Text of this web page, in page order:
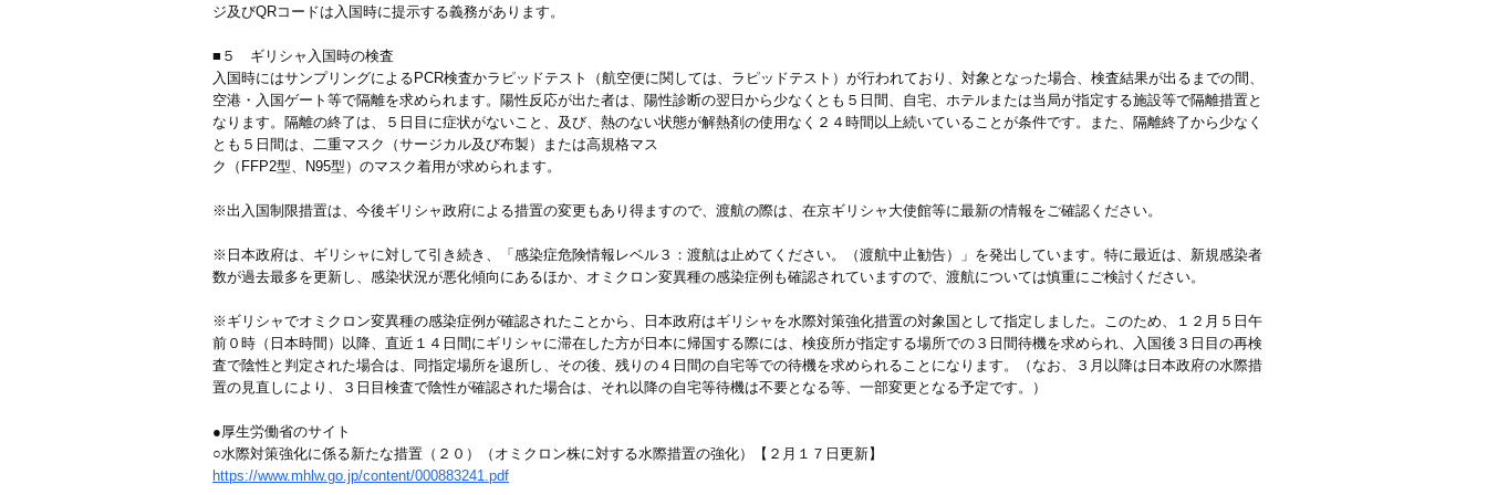
ジ及びQRコードは入国時に提示する義務があります。
■５ ギリシャ入国時の検査
入国時にはサンプリングによるPCR検査かラピッドテスト（航空便に関しては、ラピッドテスト）が行われており、対象となった場合、検査結果が出るまでの間、
空港・入国ゲート等で隔離を求められます。陽性反応が出た者は、陽性診断の翌日から少なくとも５日間、自宅、ホテルまたは当局が指定する施設等で隔離措置と
なります。隔離の終了は、５日目に症状がないこと、及び、熱のない状態が解熱剤の使用なく２４時間以上続いていることが条件です。また、隔離終了から少なく
とも５日間は、二重マスク（サージカル及び布製）または高規格マス
ク（FFP2型、N95型）のマスク着用が求められます。
※出入国制限措置は、今後ギリシャ政府による措置の変更もあり得ますので、渡航の際は、在京ギリシャ大使館等に最新の情報をご確認ください。
※日本政府は、ギリシャに対して引き続き、「感染症危険情報レベル３：渡航は止めてください。（渡航中止勧告）」を発出しています。特に最近は、新規感染者
数が過去最多を更新し、感染状況が悪化傾向にあるほか、オミクロン変異種の感染症例も確認されていますので、渡航については慎重にご検討ください。
※ギリシャでオミクロン変異種の感染症例が確認されたことから、日本政府はギリシャを水際対策強化措置の対象国として指定しました。このため、１２月５日午
前０時（日本時間）以降、直近１４日間にギリシャに滞在した方が日本に帰国する際には、検疫所が指定する場所での３日間待機を求められ、入国後３日目の再検
査で陰性と判定された場合は、同指定場所を退所し、その後、残りの４日間の自宅等での待機を求められることになります。（なお、３月以降は日本政府の水際措
置の見直しにより、３日目検査で陰性が確認された場合は、それ以降の自宅等待機は不要となる等、一部変更となる予定です。）
●厚生労働省のサイト
○水際対策強化に係る新たな措置（２０）（オミクロン株に対する水際措置の強化）【２月１７日更新】
https://www.mhlw.go.jp/content/000883241.pdf